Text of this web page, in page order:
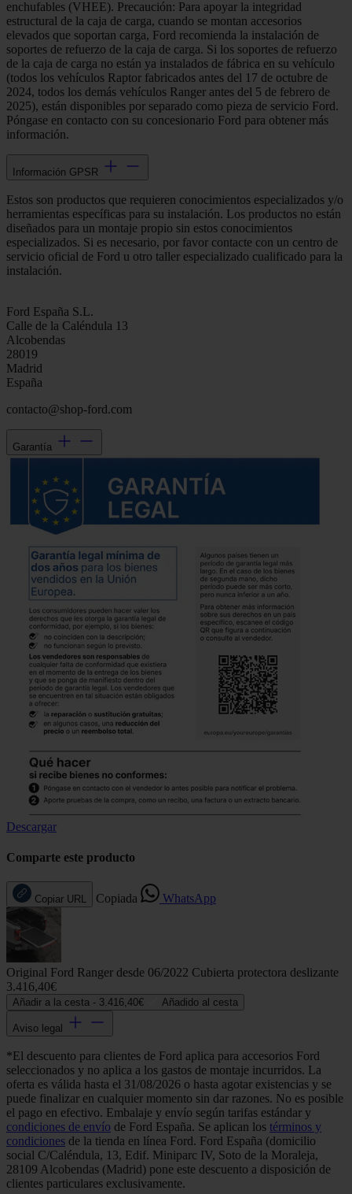
enchufables (VHEE). Precaución: Para apoyar la integridad
estructural de la caja de carga, cuando se montan accesorios
elevados que soportan carga, Ford recomienda la instalación de
soportes de refuerzo de la caja de carga. Si los soportes de refuerzo
de la caja de carga no están ya instalados de fábrica en su vehículo
(todos los vehículos Raptor fabricados antes del 17 de octubre de
2024, todos los demás vehículos Ranger antes del 5 de febrero de
2025), están disponibles por separado como pieza de servicio Ford.
Póngase en contacto con su concesionario Ford para obtener más
información.
Información GPSR
Estos son productos que requieren conocimientos especializados y/o
herramientas específicas para su instalación. Los productos no están
diseñados para un montaje propio sin estos conocimientos
especializados. Si es necesario, por favor contacte con un centro de
servicio oficial de Ford u otro taller especializado cualificado para la
instalación.
Ford España S.L.
Calle de la Caléndula 13
Alcobendas
28019
Madrid
España
contacto@shop-ford.com
Garantía
Descargar
Comparte este producto
Copiar URL Copiada WhatsApp
Original Ford Ranger desde 06/2022 Cubierta protectora deslizante
3.416,40€
Añadir a la cesta - 3.416,40€ Añadido al cesta
Aviso legal
*El descuento para clientes de Ford aplica para accesorios Ford
seleccionados y no aplica a los gastos de montaje incurridos. La
oferta es válida hasta el 31/08/2026 o hasta agotar existencias y se
puede finalizar en cualquier momento sin dar razones. No es posible
el pago en efectivo. Embalaje y envío según tarifas estándar y
condiciones de envío de Ford España. Se aplican los términos y
condiciones de la tienda en línea Ford. Ford España (domicilio
social C/Caléndula, 13, Edif. Miniparc IV, Soto de la Moraleja,
28109 Alcobendas (Madrid) pone este descuento a disposición de
clientes particulares exclusivamente.